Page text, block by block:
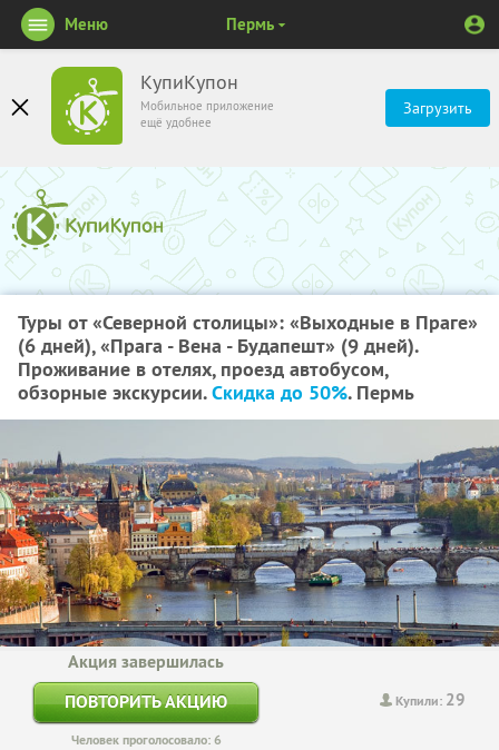
КупиКупон
Мобильное приложение
ещё удобнее
Загрузить
Меню Пермь
Туры от «Северной столицы»: «Выходные в Праге»
(6 дней), «Прага - Вена - Будапешт» (9 дней).
Проживание в отелях, проезд автобусом,
обзорные экскурсии.Скидка до 50%. Пермь
Купили: 29
Акция завершилась
ПОВТОРИТЬ АКЦИЮ
Человек проголосовало: 6